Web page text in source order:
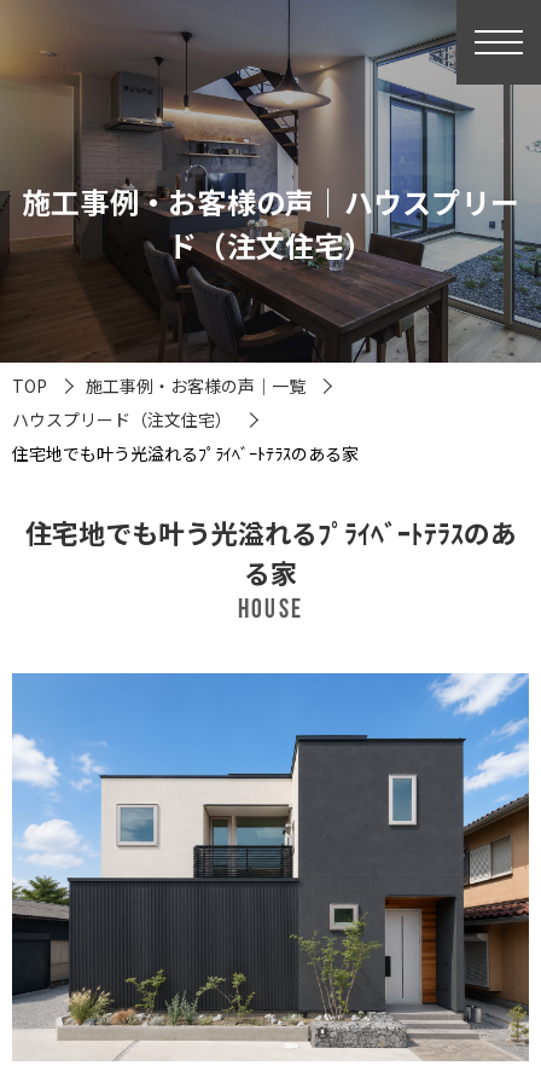
施工事例・お客様の声｜ハウスプリー
ド（注文住宅）
TOP
施工事例・お客様の声｜一覧
ハウスプリード（注文住宅）
住宅地でも叶う光溢れるﾌﾟﾗｲﾍﾞｰﾄﾃﾗｽのある家
住宅地でも叶う光溢れるﾌﾟﾗｲﾍﾞｰﾄﾃﾗｽのあ
る家
HOUSE